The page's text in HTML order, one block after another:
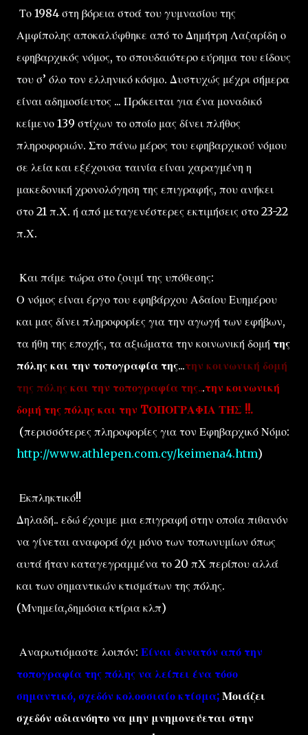
Το 1984 στη βόρεια στοά του γυμνασίου της
Αμφίπολης αποκαλύφθηκε από το Δημήτρη Λαζαρίδη ο
εφηβαρχικός νόμος, το σπουδαιότερο εύρημα του είδους
του σ’ όλο τον ελληνικό κόσμο. Δυστυχώς μέχρι σήμερα
είναι αδημοσίευτος ... Πρόκειται για ένα μοναδικό
κείμενο 139 στίχων το οποίο μας δίνει πλήθος
πληροφοριών. Στο πάνω μέρος του εφηβαρχικού νόμου
σε λεία και εξέχουσα ταινία είναι χαραγμένη η
μακεδονική χρονολόγηση της επιγραφής, που ανήκει
στο 21 π.Χ. ή από μεταγενέστερες εκτιμήσεις στο 23-22
π.Χ.
Και πάμε τώρα στο ζουμί της υπόθεσης:
Ο νόμος είναι έργο του εφηβάρχου Αδαίου Ευημέρου
και μας δίνει πληροφορίες για την αγωγή των εφήβων,
τα ήθη της εποχής, τα αξιώματα την κοινωνική δομή της
πόλης και την τοπογραφία της...την κοινωνική δομή
της πόλης και την τοπογραφία της...την κοινωνική
δομή της πόλης και την TΟΠΟΓΡΑΦΙΑ ΤΗΣ !!.
(περισσότερες πληροφορίες για τον Εφηβαρχικό Νόμο:
http://www.athlepen.com.cy/keimena4.htm)
Εκπληκτικό!!
Δηλαδή.. εδώ έχουμε μια επιγραφή στην οποία πιθανόν
να γίνεται αναφορά όχι μόνο των τοπωνυμίων όπως
αυτά ήταν καταγεγραμμένα το 20 πΧ περίπου αλλά
και των σημαντικών κτισμάτων της πόλης.
(Μνημεία,δημόσια κτίρια κλπ)
Αναρωτιόμαστε λοιπόν: Είναι δυνατόν από την
τοπογραφία της πόλης να λείπει ένα τόσο
σημαντικό, σχεδόν κολοσσιαίο κτίσμα; Μοιάζει
σχεδόν αδιανόητο να μην μνημονεύεται στην